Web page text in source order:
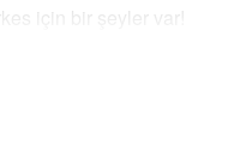
için bir şeyler var!
olup, sağlıklı bir